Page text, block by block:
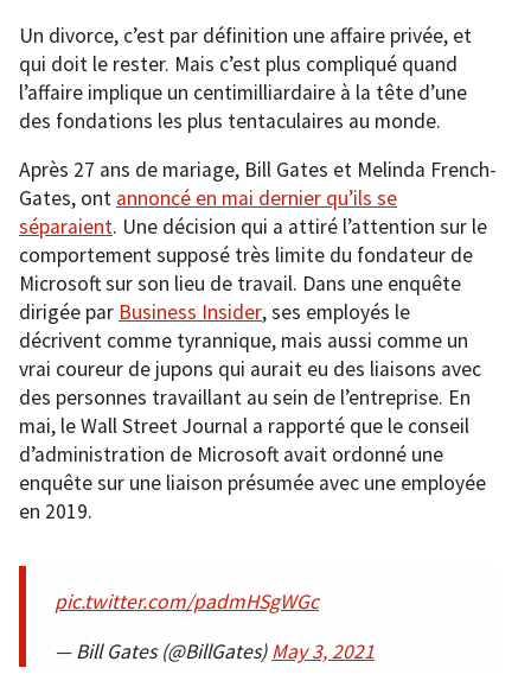
Un divorce, c’est par définition une affaire privée, et
qui doit le rester. Mais c’est plus compliqué quand
l’affaire implique un centimilliardaire à la tête d’une
des fondations les plus tentaculaires au monde.
Après 27 ans de mariage, Bill Gates et Melinda French-
Gates, ont annoncé en mai dernier qu’ils se
séparaient. Une décision qui a attiré l’attention sur le
comportement supposé très limite du fondateur de
Microsoft sur son lieu de travail. Dans une enquête
dirigée par Business Insider, ses employés le
décrivent comme tyrannique, mais aussi comme un
vrai coureur de jupons qui aurait eu des liaisons avec
des personnes travaillant au sein de l’entreprise. En
mai, le Wall Street Journal a rapporté que le conseil
d’administration de Microsoft avait ordonné une
enquête sur une liaison présumée avec une employée
en 2019.
pic.twitter.com/padmHSgWGc
— Bill Gates (@BillGates)May 3, 2021